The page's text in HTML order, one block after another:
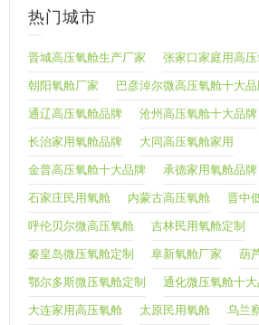
热门城市
晋城高压氧舱生产厂家 张家口家庭用高
朝阳氧舱厂家 巴彦淖尔微高压氧舱十大
通辽高压氧舱品牌 沧州高压氧舱十大品牌
长治家用氧舱品牌 大同高压氧舱家用
金普高压氧舱十大品牌 承德家用氧舱品牌
石家庄民用氧舱 内蒙古高压氧舱 晋中
呼伦贝尔微高压氧舱 吉林民用氧舱定制
秦皇岛微压氧舱定制 阜新氧舱厂家 葫
鄂尔多斯微压氧舱定制 通化微压氧舱十
大连家用高压氧舱 太原民用氧舱 乌兰